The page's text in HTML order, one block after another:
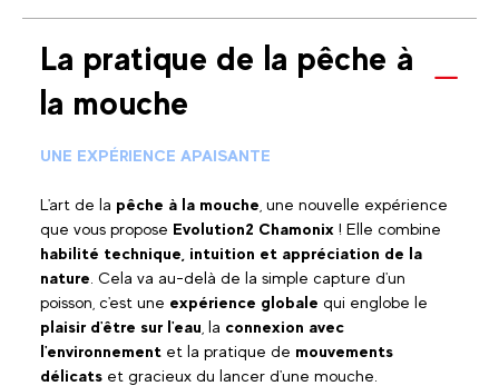
La pratique de la pêche à
la mouche
UNE EXPÉRIENCE APAISANTE
L'art de la pêche à la mouche , une nouvelle expérience
que vous propose Evolution2 Chamonix ! Elle combine
habilité technique, intuition et appréciation de la
nature . Cela va au-delà de la simple capture d'un
poisson, c'est une expérience globale qui englobe le
plaisir d'être sur l'eau , la connexion avec
l'environnement et la pratique de mouvements
délicats et gracieux du lancer d'une mouche.